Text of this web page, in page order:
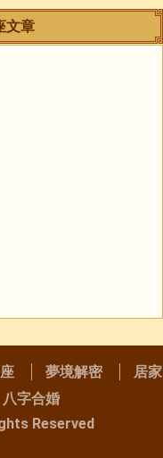
文章
夢境解密
居家
八字合婚
Reserved